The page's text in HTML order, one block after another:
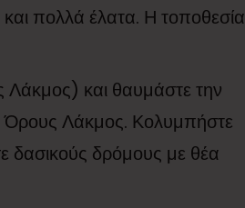
πολλά έλατα. Η τοποθεσία
Λάκμος) και θαυμάστε την
Όρους Λάκμος. Κολυμπήστε
δασικούς δρόμους με θέα